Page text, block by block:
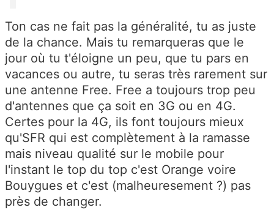
Ton cas ne fait pas la généralité, tu as juste
de la chance. Mais tu remarqueras que le
jour où tu t'éloigne un peu, que tu pars en
vacances ou autre, tu seras très rarement sur
une antenne Free. Free a toujours trop peu
d'antennes que ça soit en 3G ou en 4G.
Certes pour la 4G, ils font toujours mieux
qu'SFR qui est complètement à la ramasse
mais niveau qualité sur le mobile pour
l'instant le top du top c'est Orange voire
Bouygues et c'est (malheuresement ?) pas
près de changer.